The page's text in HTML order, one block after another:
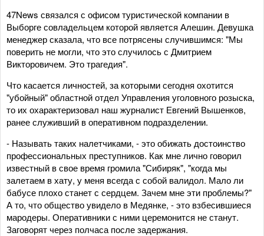
47News связался с офисом туристической компании в
Выборге совладельцем которой является Алешин. Девушка
менеджер сказала, что все потрясены случившимся: "Мы
поверить не могли, что это случилось с Дмитрием
Викторовичем. Это трагедия".
Что касается личностей, за которыми сегодня охотится
"убойный" областной отдел Управления уголовного розыска,
то их охарактеризовал наш журналист Евгений Вышенков,
ранее служивший в оперативном подразделении.
- Называть таких налетчиками, - это обижать достоинство
профессиональных преступников. Как мне лично говорил
известный в свое время громила "Сибиряк", "когда мы
залетаем в хату, у меня всегда с собой валидол. Мало ли
бабусе плохо станет с сердцем. Зачем мне эти проблемы?"
А то, что общество увидело в Медянке, - это взбесившиеся
мародеры. Оперативники с ними церемонится не станут.
Заговорят через полчаса после задержания.